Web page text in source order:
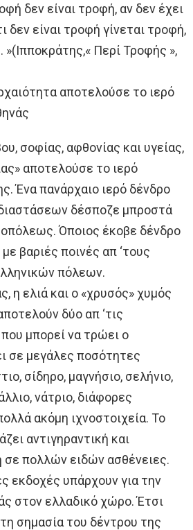
δεν είναι τροφή, αν δεν έχει
δεν είναι τροφή γίνεται τροφή,
»(Ιπποκράτης,« Περί Τροφής »,
αποτελούσε το ιερό
σοφίας, αφθονίας και υγείας,
αποτελούσε το ιερό
Ένα πανάρχαιο ιερό δένδρο
δέσποζε μπροστά
Όποιος έκοβε δένδρο
βαριές ποινές απ ‘τους
πόλεων.
η ελιά και ο «χρυσός» χυμός
δύο απ ‘τις
μπορεί να τρώει ο
σε μεγάλες ποσότητες
σίδηρο, μαγνήσιο, σελήνιο,
νάτριο, διάφορες
ακόμη ιχνοστοιχεία. Το
αντιγηραντική και
σε πολλών ειδών ασθένειες.
εκδοχές υπάρχουν για την
στον ελλαδικό χώρο. Έτσι
σημασία του δέντρου της